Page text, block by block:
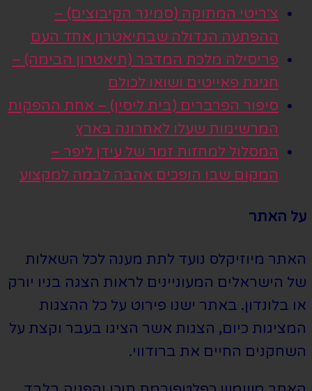
צ׳ריטי המתוקה (סמינר הקיבוצים) –
ההפתעה הגדולה שבתיאטרון אחד העם
פריסילה מלכת המדבר (תיאטרון הבימה) –
חגיגת פאייטים ושואו לכולם
סיפור הפרברים (בית ליסין) – אחת ההפקות
המרשימות שעלו לאחרונה בארץ
המסלול למחזות זמר של עידן ליפר –
המקום שבו הופכים אהבה לבמה למקצוע
על האתר
האתר מיוזיקלס נועד לתת מענה לכל השאלות
של הישראלים המעוניינים לראות הצגה בניו יורק
או בלונדון. באתר ישנו פירוט על כל ההצגות
המציגות כיום, הצגות אשר הציגו בעבר וקצת על
השחקנים החיים את ברודווי.